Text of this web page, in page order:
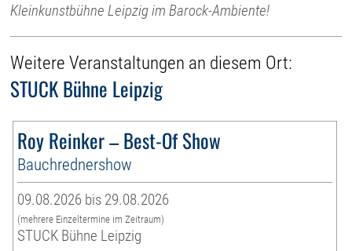
Kleinkunstbühne Leipzig im Barock-Ambiente!
Weitere Veranstaltungen an diesem Ort:
STUCK Bühne Leipzig
Roy Reinker – Best-Of Show
Bauchrednershow
09.08.2026 bis 29.08.2026
(mehrere Einzeltermine im Zeitraum)
STUCK Bühne Leipzig